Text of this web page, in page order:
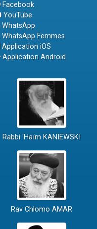
Facebook
YouTube
WhatsApp
WhatsApp Femmes
Application iOS
Application Android
Rabbi 'Haïm KANIEWSKI
Rav Chlomo AMAR